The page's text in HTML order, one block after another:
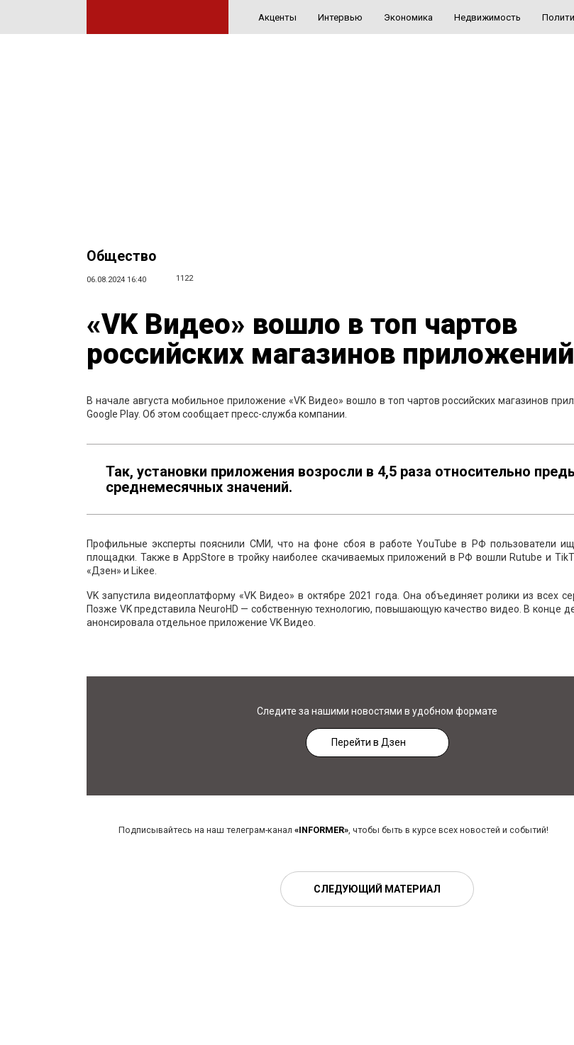
Акценты Интервью Экономика Недвижимость
Общество
06.08.2024 16:40 1122
«VK Видео» вошло в топ чартов
российских магазинов приложений
В начале августа мобильное приложение «VK Видео» вошло в топ чартов российских магазинов
Google Play. Об этом сообщает пресс-служба компании.
Так, установки приложения возросли в 4,5 раза относительно
среднемесячных значений.
Профильные эксперты пояснили СМИ, что на фоне сбоя в работе YouTube в РФ пользователи
площадки. Также в AppStore в тройку наиболее скачиваемых приложений в РФ вошли Rutube и
«Дзен» и Likee.
VK запустила видеоплатформу «VK Видео» в октябре 2021 года. Она объединяет ролики из всех
Позже VK представила NeuroHD — собственную технологию, повышающую качество видео. В конце
анонсировала отдельное приложение VK Видео.
Следите за нашими новостями в удобном формате
Перейти в Дзен
Подписывайтесь на наш телеграм-канал «INFORMER», чтобы быть в курсе всех новостей и событий!
СЛЕДУЮЩИЙ МАТЕРИАЛ